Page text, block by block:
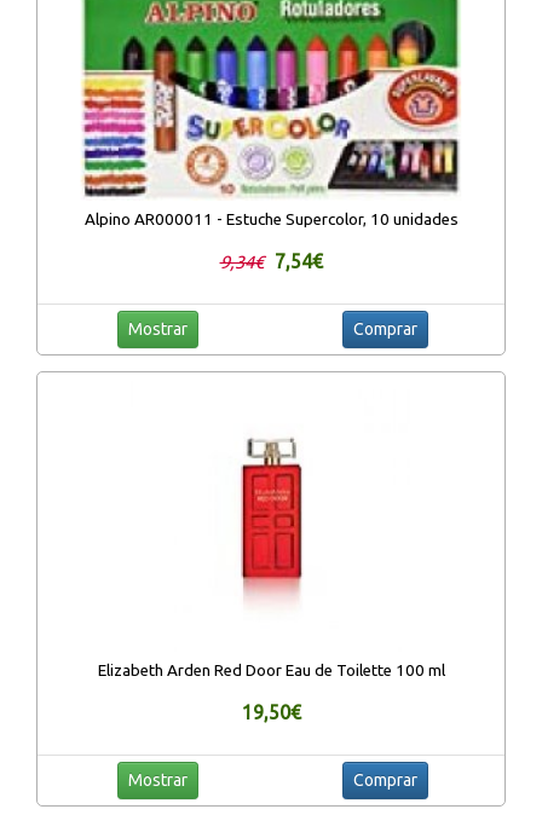
Alpino AR000011 - Estuche Supercolor, 10 unidades
9,34€ 7,54€
Mostrar Comprar
Elizabeth Arden Red Door Eau de Toilette 100 ml
19,50€
Mostrar Comprar